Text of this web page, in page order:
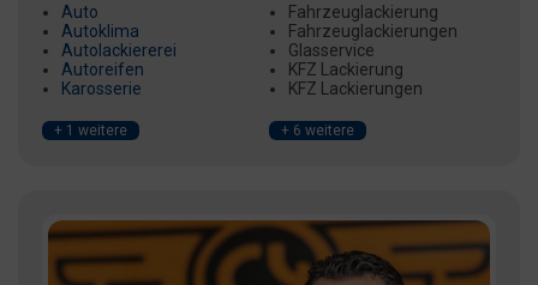
Auto
Autoklima
Autolackiererei
Autoreifen
Karosserie
+ 1 weitere
Fahrzeuglackierung
Fahrzeuglackierungen
Glasservice
KFZ Lackierung
KFZ Lackierungen
+ 6 weitere